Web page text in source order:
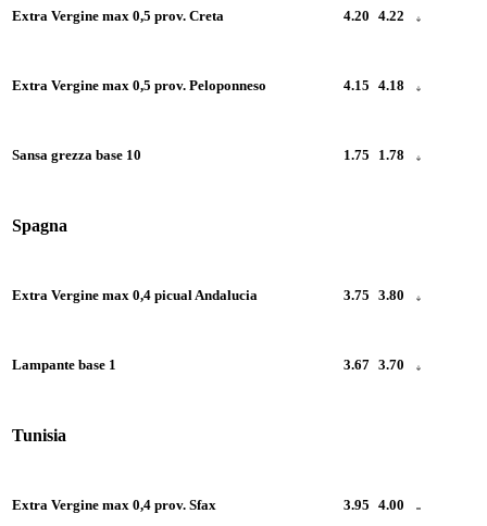
Extra Vergine max 0,5 prov. Creta 4.20 4.22
Extra Vergine max 0,5 prov. Peloponneso 4.15 4.18
Sansa grezza base 10 1.75 1.78
Spagna
Extra Vergine max 0,4 picual Andalucia 3.75 3.80
Lampante base 1 3.67 3.70
Tunisia
Extra Vergine max 0,4 prov. Sfax 3.95 4.00